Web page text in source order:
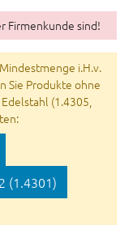
Firmenkunde sind!
i.H.v.
Sie Produkte ohne
(1.4305,
(1.4301)